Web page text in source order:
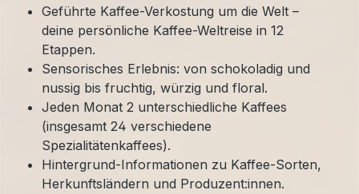
Geführte Kaffee-Verkostung um die Welt –
deine persönliche Kaffee-Weltreise in 12
Etappen.
Sensorisches Erlebnis: von schokoladig und
nussig bis fruchtig, würzig und floral.
Jeden Monat 2 unterschiedliche Kaffees
(insgesamt 24 verschiedene
Spezialitätenkaffees).
Hintergrund-Informationen zu Kaffee-Sorten,
Herkunftsländern und Produzent:innen.